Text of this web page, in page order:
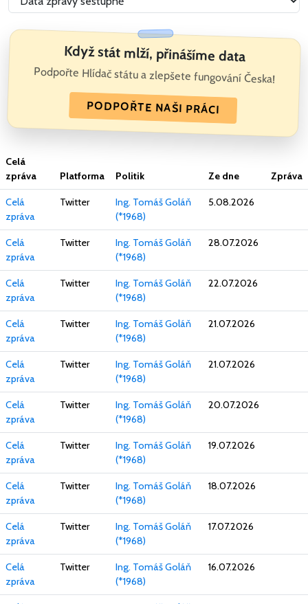
Když stát mlží, přinášíme data
Podpořte Hlídač státu a zlepšete fungování Česka!
PODPOŘTE NAŠI PRÁCI
Celá
zpráva
Platforma Politik Ze dne Zpráva
Celá
zpráva
Twitter
Ing. Tomáš Goláň
(*1968)
5.08.2026
Celá
zpráva
Twitter
Ing. Tomáš Goláň
(*1968)
28.07.2026
Celá
zpráva
Twitter
Ing. Tomáš Goláň
(*1968)
22.07.2026
Celá
zpráva
Twitter
Ing. Tomáš Goláň
(*1968)
21.07.2026
Celá
zpráva
Twitter
Ing. Tomáš Goláň
(*1968)
21.07.2026
Celá
zpráva
Twitter
Ing. Tomáš Goláň
(*1968)
20.07.2026
Celá
zpráva
Twitter
Ing. Tomáš Goláň
(*1968)
19.07.2026
Celá
zpráva
Twitter
Ing. Tomáš Goláň
(*1968)
18.07.2026
Celá
zpráva
Twitter
Ing. Tomáš Goláň
(*1968)
17.07.2026
Celá
zpráva
Twitter
Ing. Tomáš Goláň
(*1968)
16.07.2026